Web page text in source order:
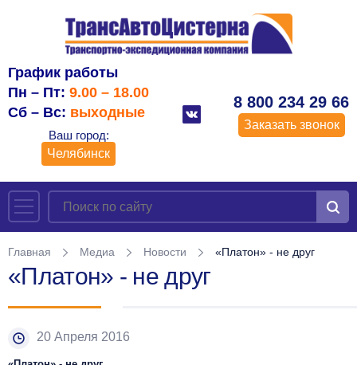
График работы
Пн – Пт: 9.00 – 18.00
Сб – Вс: выходные
Ваш город:
Челябинск
8 800 234 29 66
Заказать звонок
Главная Медиа Новости «Платон» - не друг
«Платон» - не друг
20 Апреля 2016